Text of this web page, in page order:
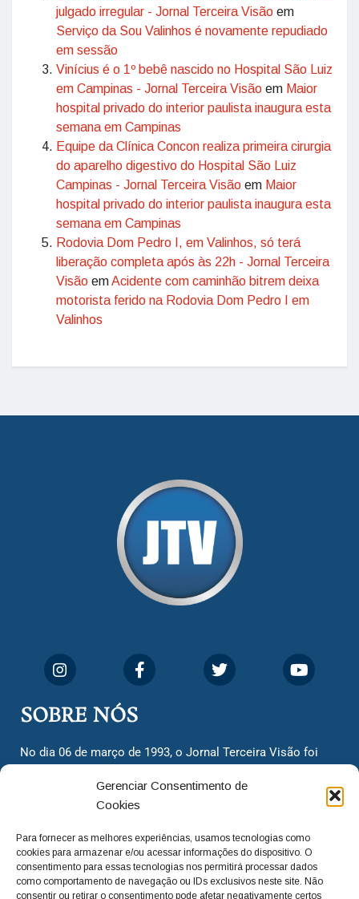
Gerenciar Consentimento de
Cookies
Para fornecer as melhores experiências, usamos tecnologias como
cookies para armazenar e/ou acessar informações do dispositivo. O
consentimento para essas tecnologias nos permitirá processar dados
como comportamento de navegação ou IDs exclusivos neste site. Não
consentir ou retirar o consentimento pode afetar negativamente certos
julgado irregular - Jornal Terceira Visão em
Serviço da Sou Valinhos é novamente repudiado
em sessão
Vinícius é o 1º bebê nascido no Hospital São Luiz
em Campinas - Jornal Terceira Visão em Maior
hospital privado do interior paulista inaugura esta
semana em Campinas
Equipe da Clínica Concon realiza primeira cirurgia
do aparelho digestivo do Hospital São Luiz
Campinas - Jornal Terceira Visão em Maior
hospital privado do interior paulista inaugura esta
semana em Campinas
Rodovia Dom Pedro I, em Valinhos, só terá
liberação completa após às 22h - Jornal Terceira
Visão emAcidente com caminhão bitrem deixa
motorista ferido na Rodovia Dom Pedro I em
Valinhos
SOBRE NÓS
No dia 06 de março de 1993, o Jornal Terceira Visão foi
cidadãos valinhenses, já que naquela época só existiam
dois jornais. Há mais de 30 anos, o jornal continua
com o foco de trazer as melhores notícias. Nunca
deixamos de lado as necessidades do cidadão, sempre
questionando os órgãos públicos em busca de melhorias